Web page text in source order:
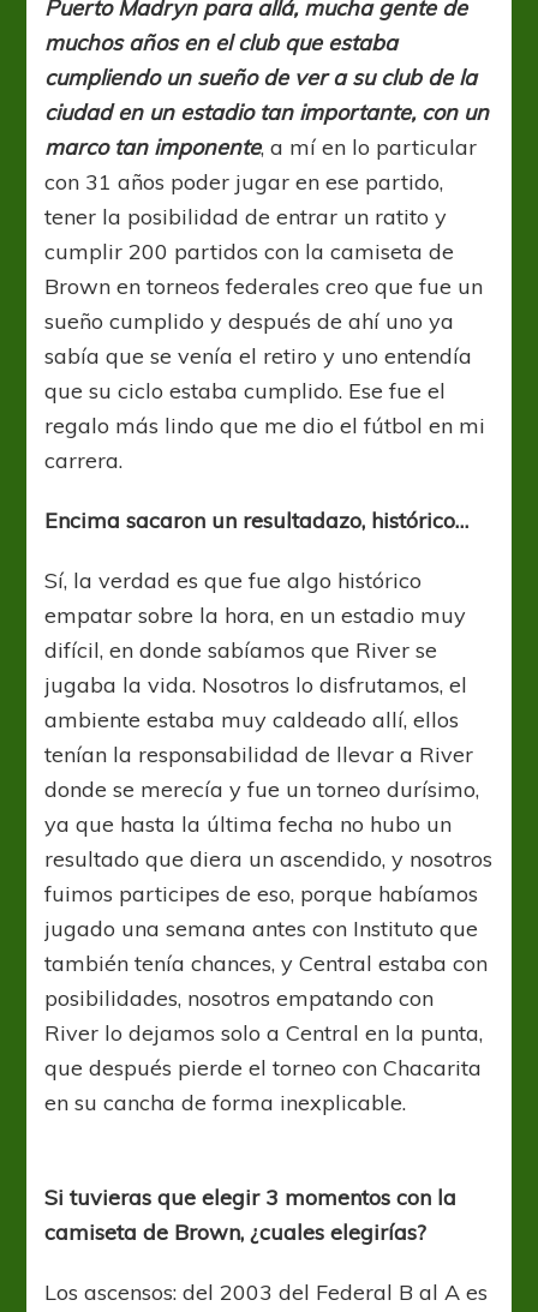
Puerto Madryn para allá, mucha gente de
muchos años en el club que estaba
cumpliendo un sueño de ver a su club de la
ciudad en un estadio tan importante, con un
marco tan imponente, a mí en lo particular
con 31 años poder jugar en ese partido,
tener la posibilidad de entrar un ratito y
cumplir 200 partidos con la camiseta de
Brown en torneos federales creo que fue un
sueño cumplido y después de ahí uno ya
sabía que se venía el retiro y uno entendía
que su ciclo estaba cumplido. Ese fue el
regalo más lindo que me dio el fútbol en mi
carrera.
Encima sacaron un resultadazo, histórico…
Sí, la verdad es que fue algo histórico
empatar sobre la hora, en un estadio muy
difícil, en donde sabíamos que River se
jugaba la vida. Nosotros lo disfrutamos, el
ambiente estaba muy caldeado allí, ellos
tenían la responsabilidad de llevar a River
donde se merecía y fue un torneo durísimo,
ya que hasta la última fecha no hubo un
resultado que diera un ascendido, y nosotros
fuimos participes de eso, porque habíamos
jugado una semana antes con Instituto que
también tenía chances, y Central estaba con
posibilidades, nosotros empatando con
River lo dejamos solo a Central en la punta,
que después pierde el torneo con Chacarita
en su cancha de forma inexplicable.
Si tuvieras que elegir 3 momentos con la
camiseta de Brown, ¿cuales elegirías?
Los ascensos: del 2003 del Federal B al A es